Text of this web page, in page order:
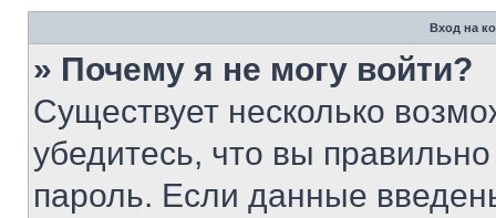
Вход на
» Почему я не могу войти?
Существует несколько
убедитесь, что вы
пароль. Если данные